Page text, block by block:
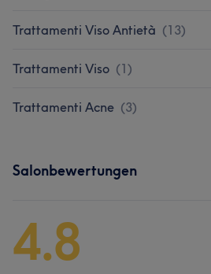
Trattamenti Viso Antietà (13)
Trattamenti Viso (1)
Trattamenti Acne (3)
Salonbewertungen
4.8